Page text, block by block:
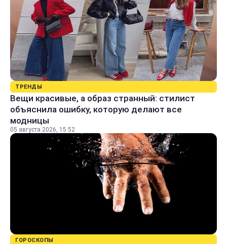
ТРЕНДЫ
Вещи красивые, а образ странный: стилист
объяснила ошибку, которую делают все
модницы
05 августа 2026, 15:52
ГОРОСКОПЫ